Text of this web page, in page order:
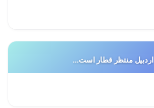
اردبیل منتظر قطار است...